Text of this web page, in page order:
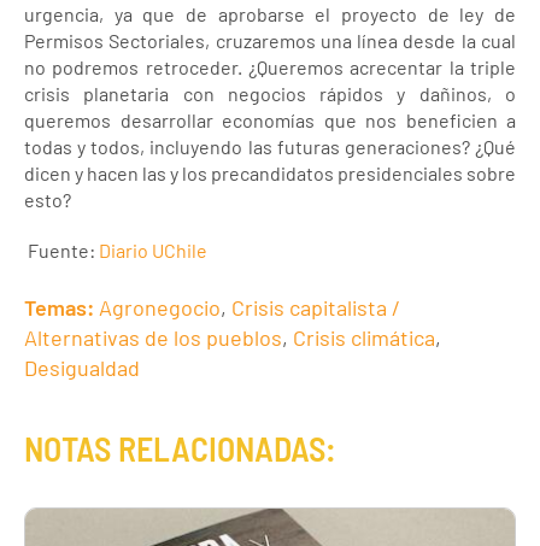
urgencia, ya que de aprobarse el proyecto de ley de
Permisos Sectoriales, cruzaremos una línea desde la cual
no podremos retroceder. ¿Queremos acrecentar la triple
crisis planetaria con negocios rápidos y dañinos, o
queremos desarrollar economías que nos beneficien a
todas y todos, incluyendo las futuras generaciones? ¿Qué
dicen y hacen las y los precandidatos presidenciales sobre
esto?
Fuente: Diario UChile
Temas: Agronegocio, Crisis capitalista /
Alternativas de los pueblos, Crisis climática,
Desigualdad
NOTAS RELACIONADAS: